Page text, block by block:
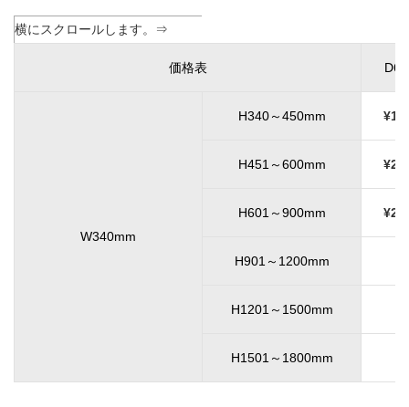
価格表
W340mm
H340～450mm
H451～600mm
H601～900mm
H901～1200mm
H1201～1500mm
H1501～1800mm